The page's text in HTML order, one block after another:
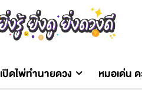
เปิดไพ่ทำนายดวง หมอเด่น